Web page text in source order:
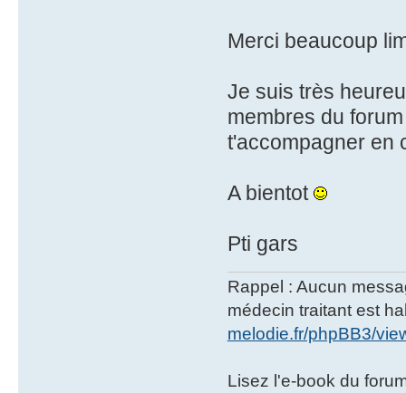
Merci beaucoup
Je suis très
membres du
t'accompagner en
A bientot
Pti gars
Rappel : Aucun
médecin traitant est
melodie.fr/phpBB3/
Lisez l'e-book du